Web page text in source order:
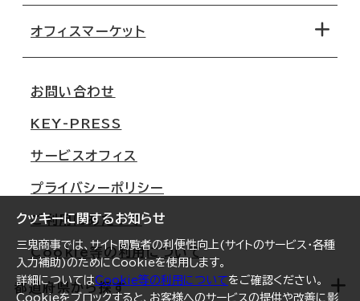
クッキーに関するお知らせ
三鬼商事では、サイト閲覧者の利便性向上(サイトのサービス・各種
入力補助)のためにCookieを使用します。
詳細についてはCookie等の利用についてをご確認ください。
Cookieをブロックすると、お客様へのサービスの提供や改善に影
路線・駅から探す
移転コストシミュレーション
移転スケジュール
オフィス移転Q&A
オフィスマーケット
大阪
名古屋
札幌
仙台
横浜
福岡
お問い合わせ
KEY-PRESS
サービスオフィス
プライバシーポリシー
ご利用にあたって
Cookie等の利用について
都道府県から探す